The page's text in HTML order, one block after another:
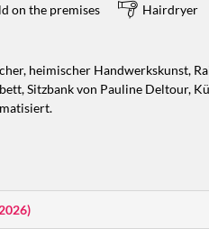
on the premises Hairdryer
heimischer Handwerkskunst,
Sitzbank von Pauline Deltour,
)